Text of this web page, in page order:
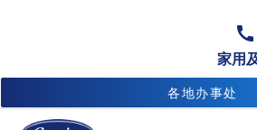
call
家用
各地办事处